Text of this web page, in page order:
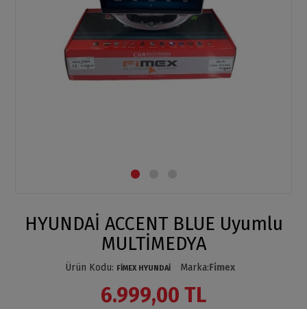
HYUNDAİ ACCENT BLUE Uyumlu
MULTİMEDYA
Ürün Kodu: FİMEX HYUNDAİ Marka:Fimex
6.999,00 TL